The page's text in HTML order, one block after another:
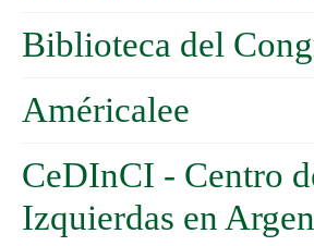
Biblioteca del
Américalee
CeDInCI - Centro
Izquierdas en